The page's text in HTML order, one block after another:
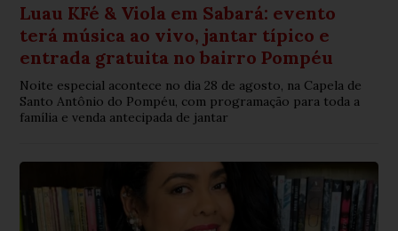
Luau KFé & Viola em Sabará: evento
terá música ao vivo, jantar típico e
entrada gratuita no bairro Pompéu
Noite especial acontece no dia 28 de agosto, na Capela de
Santo Antônio do Pompéu, com programação para toda a
família e venda antecipada de jantar